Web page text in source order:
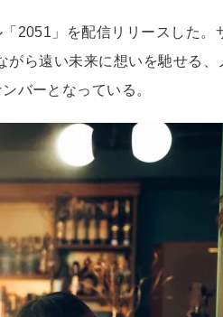
2051」を配信リリースした。
ら遠い未来に想いを馳せる、
バーとなっている。